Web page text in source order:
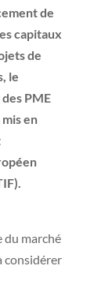
de
capitaux
de
le
PME
en
du marché
considérer